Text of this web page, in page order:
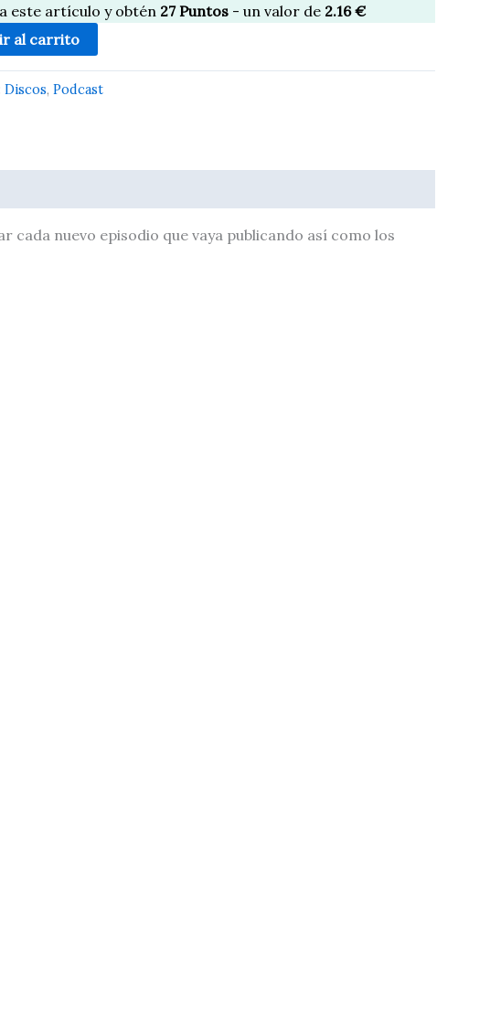
este artículo y obtén 27Puntos - un valor de 2.16€
al carrito
Discos, Podcast
nuevo episodio que vaya publicando así como los